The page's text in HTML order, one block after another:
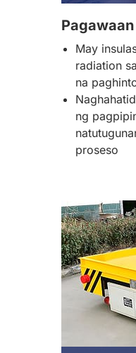
May
radiation
na
ng
proseso